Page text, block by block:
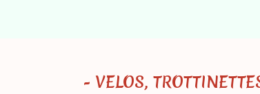
- VELOS,